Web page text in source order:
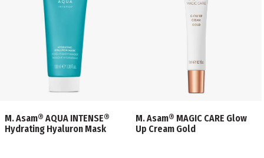
M. Asam® AQUA INTENSE®
Hydrating Hyaluron Mask
M. Asam® MAGIC CARE Glow
Up Cream Gold